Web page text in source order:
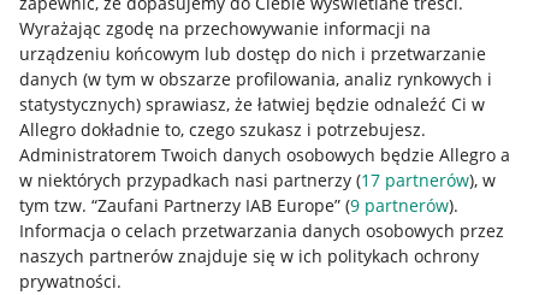
Wyrażając zgodę na przechowywanie informacji na
urządzeniu końcowym lub dostęp do nich i przetwarzanie
danych (w tym w obszarze profilowania, analiz rynkowych i
statystycznych) sprawiasz, że łatwiej będzie odnaleźć Ci w
Allegro dokładnie to, czego szukasz i potrzebujesz.
Administratorem Twoich danych osobowych będzie Allegro a
w niektórych przypadkach nasi partnerzy (17 partnerów), w
tym tzw. “Zaufani Partnerzy IAB Europe” (9 partnerów).
Informacja o celach przetwarzania danych osobowych przez
naszych partnerów znajduje się w ich politykach ochrony
prywatności.
Nawigacja
Przydatne informacje
Jak to działa
Napisz do nas